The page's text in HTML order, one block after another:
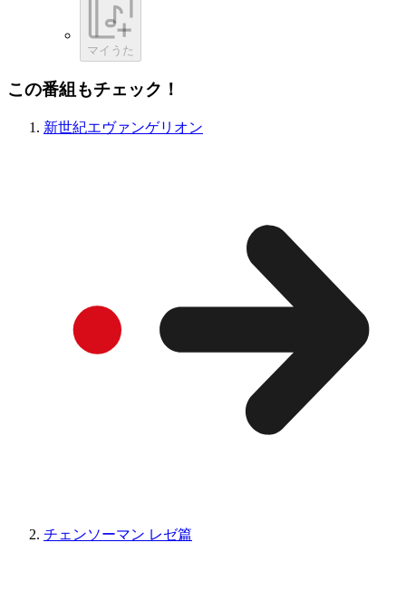
マイうた
この番組もチェック！
新世紀エヴァンゲリオン
チェンソーマン レゼ篇